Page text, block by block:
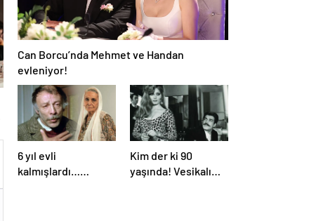
Can Borcu’nda Mehmet ve Handan
evleniyor!
6 yıl evli
kalmışlardı…
Kim der ki 90
yaşında! Vesikalı